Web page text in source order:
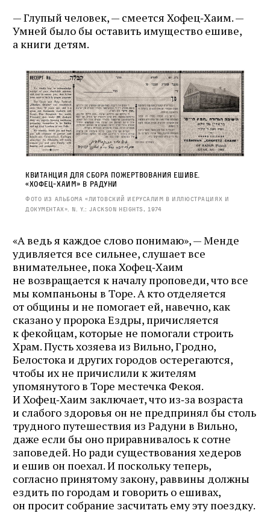
— Глупый человек, — смеется Хофец‑Хаим. —
Умней было бы оставить имущество ешиве,
а книги детям.
Квитанция для сбора пожертвования ешиве.
«Хофец‑Хаим» в Радуни
Фото из альбома «Литовский Иерусалим в иллюстрациях и
документах». N. Y.: Jackson Heights, 1974
«А ведь я каждое слово понимаю», — Менде
удивляется все сильнее, слушает все
внимательнее, пока Хофец‑Хаим
не возвращается к началу проповеди, что все
мы компаньоны в Торе. А кто отделяется
от общины и не помогает ей, навечно, как
сказано у пророка Ездры, причисляется
к фекойцам, которые не помогали строить
Храм. Пусть хозяева из Вильно, Гродно,
Белостока и других городов остерегаются,
чтобы их не причислили к жителям
упомянутого в Торе местечка Фекоя.
И Хофец‑Хаим заключает, что из‑за возраста
и слабого здоровья он не предпринял бы столь
трудного путешествия из Радуни в Вильно,
даже если бы оно приравнивалось к сотне
заповедей. Но ради существования хедеров
и ешив он поехал. И поскольку теперь,
согласно принятому закону, раввины должны
ездить по городам и говорить о ешивах,
он просит собрание засчитать ему эту поездку.